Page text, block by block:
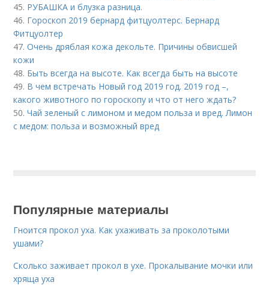
45. РУБАШКА и блузка разница.
46. Гороскоп 2019 бернард фитцуолтерс. Бернард
Фитцуолтер
47.Очень дряблая кожа декольте. Причины обвисшей
кожи
48. Быть всегда на высоте. Как всегда быть на высоте
49. В чем встречать Новый год 2019 год. 2019 год –,
какого животного по гороскопу и что от него ждать?
50.Чай зеленый с лимоном и медом польза и вред. Лимон
с медом: польза и возможный вред
Популярные материалы
Гноится прокол уха. Как ухаживать за проколотыми
ушами?
Сколько заживает прокол в ухе. Прокалывание мочки или
хряща уха